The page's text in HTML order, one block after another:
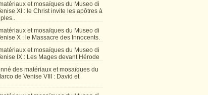
et mosaïques du Museo di
XI : le Christ invite les apôtres à
et mosaïques du Museo di
X : le Massacre des Innocents.
et mosaïques du Museo di
IX : Les Mages devant Hérode
des matériaux et mosaïques du
de Venise VIII : David et